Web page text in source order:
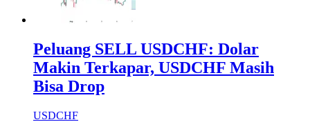
Peluang SELL USDCHF: Dolar
Makin Terkapar, USDCHF Masih
Bisa Drop
USDCHF